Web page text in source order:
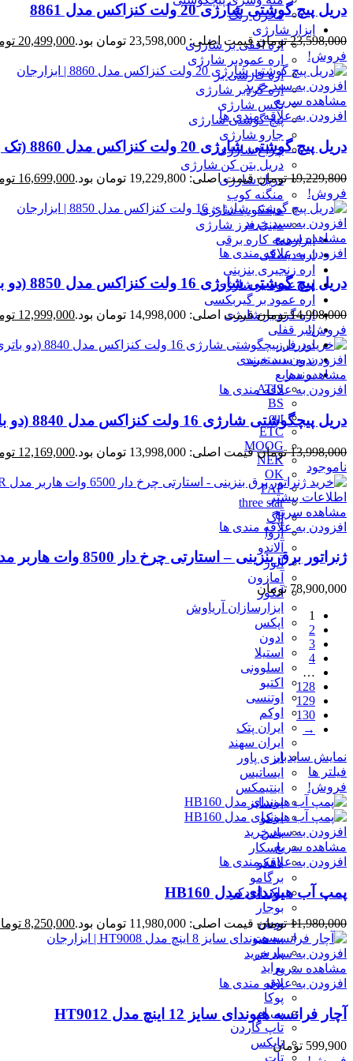
مخزن رنگ
ابزار شارژی
اره افقی بر شارژی
اره عمودبر شارژی
اره فارسی بر
اره گردبر شارژی
بکس شارژی
پیچ گوشتی شارژی
جارو شارژی
چراغ شارژی
دریل بتن کن شارژی
دریل شارژی
منگنه کوب
میخکوب شارژی
مینی فرز شارژی
ابزارهمه کاره برقی
اره دیسکی
اره زنجیری بنزینی
اره عمود بر شارژی
اره عمود بر گیربکسی
اره گرد بر شارژی
انبر قفلی
اور فرز
بدون دسته‌بندی
برندها
ATIS
BS
cut
ETC
MOOG
NEK
OK
PAP
three star
آاگ
آروا
آلاندو
آلور
آمازون
آنکور
ابزارسازان آریاوش
اپکس
ادون
استیلا
اسلوونی
اکتیو
اوتنسی
اوکم
ایران پتک
ایران سهند
ایزی پاور
ایساتیس
اینتیمکس
اینسایز
اینکو
باس
باسکار
باهکو
برگامو
بلک انددکر
بوجار
بوش
بیست
پارس
پراید
پوتر
پوکا
پی ام
تاپ گاردن
تاپکس
تات
دریل پیچ گوشتی شارژی 20 ولت کنزاکس مدل 8861
23,598,000 تومان قیمت اصلی: 23,598,000 تومان بود. 20,499,000
فروش!
افزودن به سبد خرید
مشاهده سریع
افزودن به علاقه مندی ها
دریل پیچ گوشتی شارژی 20 ولت کنزاکس مدل 8860 (تک باتری)
19,229,800 تومان قیمت اصلی: 19,229,800 تومان بود. 16,699,000
فروش!
افزودن به سبد خرید
مشاهده سریع
افزودن به علاقه مندی ها
دریل پیچ گوشتی شارژی 16 ولت کنزاکس مدل 8850 (دو باتری)
14,998,000 تومان قیمت اصلی: 14,998,000 تومان بود. 12,999,000
فروش!
افزودن به سبد خرید
مشاهده سریع
افزودن به علاقه مندی ها
دریل پیچگوشتی شارژی 16 ولت کنزاکس مدل 8840 (دو باتری)
13,998,000 تومان قیمت اصلی: 13,998,000 تومان بود. 12,169,000
ناموجود
اطلاعات بیشتر
مشاهده سریع
افزودن به علاقه مندی ها
ژنراتور برق بنزینی – استارتی چرخ دار 8500 وات هاربر مدل H8.5GR
78,900,000 تومان
1
2
3
4
…
128
129
130
→
نمایش سایدبار
فیلتر ها
فروش!
افزودن به سبد خرید
مشاهده سریع
افزودن به علاقه مندی ها
پمپ آب هیوندای مدل HB160
11,980,000 تومان قیمت اصلی: 11,980,000 تومان بود. 8,250,000
افزودن به سبد خرید
مشاهده سریع
افزودن به علاقه مندی ها
آچار فرانسه هیوندای سایز 12 اینچ مدل HT9012
599,900 تومان